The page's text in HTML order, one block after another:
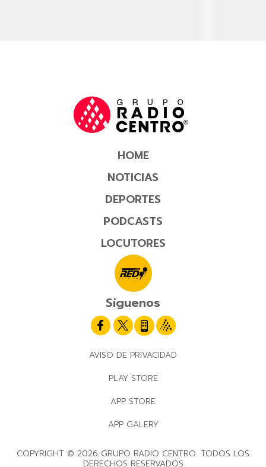
HOME
NOTICIAS
DEPORTES
PODCASTS
LOCUTORES
Síguenos
AVISO DE PRIVACIDAD
PLAY STORE
APP STORE
APP GALERY
COPYRIGHT © 2026 GRUPO RADIO CENTRO. TODOS LOS
DERECHOS RESERVADOS